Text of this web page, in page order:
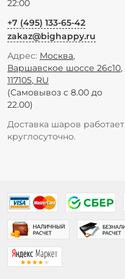
22:00
+7 (495) 133-65-42
zakaz@bighappy.ru
Адрес: Москва,
Варшавское шоссе 26с10,
117105, RU
(Самовывоз с 8.00 до
22.00)
Доставка шаров работает
круглосуточно.